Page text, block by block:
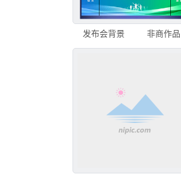
发布会背景 非商作品